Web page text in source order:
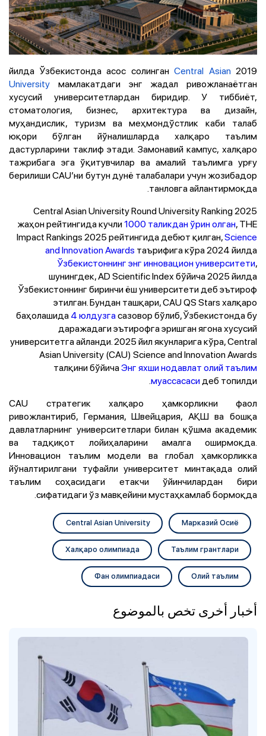
2019 йилда Ўзбекистонда асос солинган
Central Asian
University мамлакатдаги энг жадал ривожланаётган
хусусий университетлардан биридир. У тиббиёт,
стоматология, бизнес, архитектура ва дизайн,
муҳандислик, туризм ва меҳмондўстлик каби талаб
юқори бўлган йўналишларда халқаро таълим
дастурларини таклиф этади. Замонавий кампус, халқаро
тажрибага эга ўқитувчилар ва амалий таълимга урғу
берилиши CAU’ни бутун дунё талабалари учун жозибадор
танловга айлантирмоқда.
Central Asian University Round University Ranking 2025
жаҳон рейтингида кучли1000 таликдан ўрин олган, THE
Impact Rankings 2025 рейтингида дебют қилган,Science
and Innovation Awards таърифига кўра 2024 йилда
Ўзбекистоннинг энг инновацион университети,
шунингдек, AD Scientific Index бўйича 2025 йилда
Ўзбекистоннинг биринчи ёш университети деб эътироф
этилган. Бундан ташқари, CAU QS Stars халқаро
баҳолашида4 юлдузгасазовор бўлиб, Ўзбекистонда бу
даражадаги эътирофга эришган ягона хусусий
университетга айланди. 2025 йил якунларига кўра, Central
Asian University (CAU) Science and Innovation Awards
талқини бўйичаЭнг яхши нодавлат олий таълим
муассасасидеб топилди.
CAU стратегик халқаро ҳамкорликни фаол
ривожлантириб, Германия, Швейцария, АҚШ ва бошқа
давлатларнинг университетлари билан қўшма академик
ва тадқиқот лойиҳаларини амалга оширмоқда.
Инновацион таълим модели ва глобал ҳамкорликка
йўналтирилгани туфайли университет минтақада олий
таълим соҳасидаги етакчи ўйинчилардан бири
сифатидаги ўз мавқейини мустаҳкамлаб бормоқда.
Марказий Осиё
Central Asian University
Таълим грантлари
Халқаро олимпиада
Олий таълим
Фан олимпиадаси
أخبار أخرى تخص بالموضوع